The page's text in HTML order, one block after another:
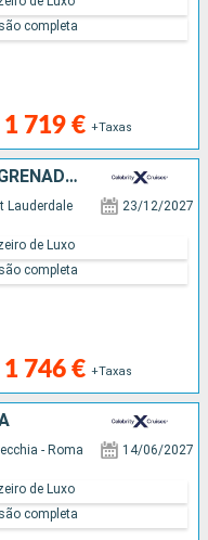
1 719 € +Taxas
completa
SÃO MARTINHO, SANTA LÚCIA, GRENADA, MARTINICA, ANTÍGUA E BARBUDA, ESTADOS UNIDOS
Lauderdale 23/12/2027
1 746 € +Taxas
de Luxo
completa
- Roma 14/06/2027
de Luxo
completa